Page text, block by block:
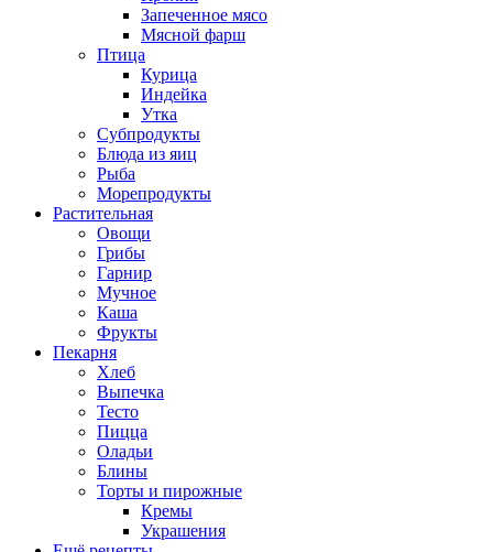
Запеченное мясо
Мясной фарш
Птица
Курица
Индейка
Утка
Субпродукты
Блюда из яиц
Рыба
Морепродукты
Растительная
Овощи
Грибы
Гарнир
Мучное
Каша
Фрукты
Пекарня
Хлеб
Выпечка
Тесто
Пицца
Оладьи
Блины
Торты и пирожные
Кремы
Украшения